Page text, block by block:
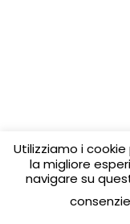
Utilizziamo i
la migliore
navigare su